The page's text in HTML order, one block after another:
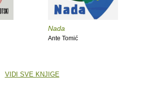
Nada
Ante Tomić
VIDI SVE KNJIGE